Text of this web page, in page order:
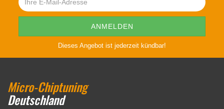
Dieses Angebot ist jederzeit kündbar!
Micro-Chiptuning
Deutschland